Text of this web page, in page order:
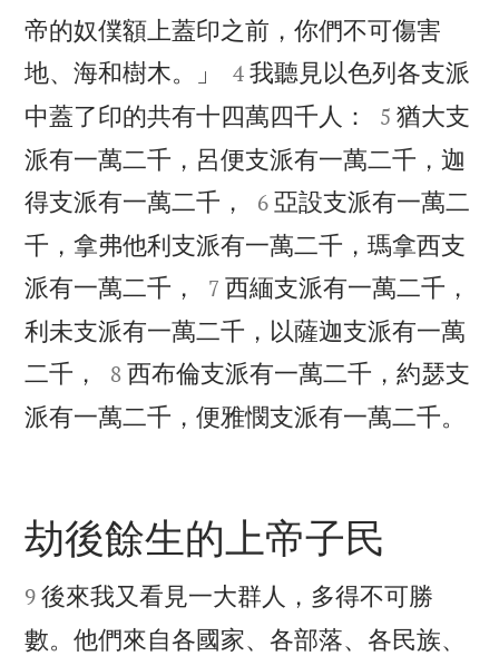
帝的奴僕額上蓋印之前，你們不可傷害
地、海和樹木。」


4 我聽見以色列各支派
中蓋了印的共有十四萬四千人：


5 猶大支
派有一萬二千，呂便支派有一萬二千，迦
得支派有一萬二千，


6 亞設支派有一萬二
千，拿弗他利支派有一萬二千，瑪拿西支
派有一萬二千，


7 西緬支派有一萬二千，
利未支派有一萬二千，以薩迦支派有一萬
二千，


8 西布倫支派有一萬二千，約瑟支
派有一萬二千，便雅憫支派有一萬二千。

劫後餘生的上帝子民

9 後來我又看見一大群人，多得不可勝
數。他們來自各國家、各部落、各民族、